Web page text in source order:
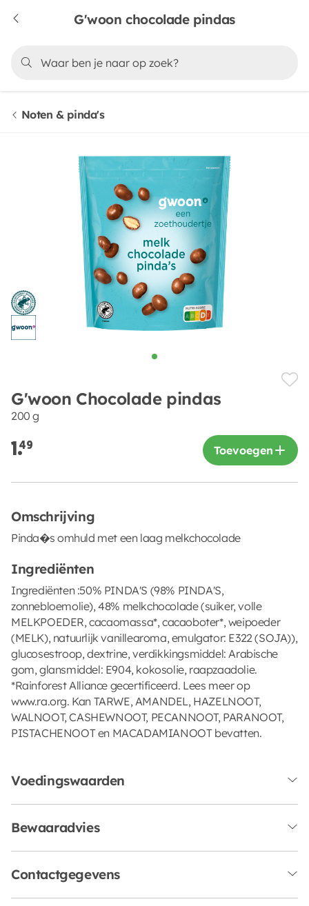
G'woon chocolade pindas
Noten & pinda's
G'woon Chocolade pindas
200 g
1.49 Toevoegen
Omschrijving
Pinda�s omhuld met een laag melkchocolade
Ingrediënten
Ingrediënten :50% PINDA'S (98% PINDA'S,
zonnebloemolie), 48% melkchocolade (suiker, volle
MELKPOEDER, cacaomassa*, cacaoboter*, weipoeder
(MELK), natuurlijk vanillearoma, emulgator: E322 (SOJA)),
glucosestroop, dextrine, verdikkingsmiddel: Arabische
gom, glansmiddel: E904, kokosolie, raapzaadolie.
*Rainforest Alliance gecertificeerd. Lees meer op
www.ra.org. Kan TARWE, AMANDEL, HAZELNOOT,
WALNOOT, CASHEWNOOT, PECANNOOT, PARANOOT,
PISTACHENOOT en MACADAMIANOOT bevatten.
Voedingswaarden
Bewaaradvies
Contactgegevens